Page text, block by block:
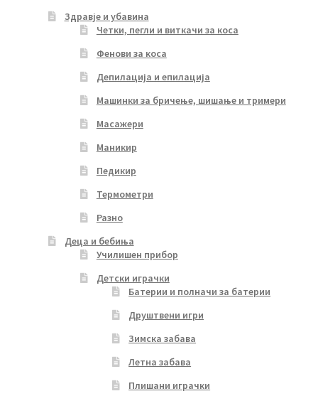
Здравје и убавина
Четки, пегли и виткачи за коса
Фенови за коса
Депилација и епилација
Машинки за бричење, шишање и тримери
Масажери
Маникир
Педикир
Термометри
Разно
Деца и бебиња
Училишен прибор
Детски играчки
Батерии и полначи за батерии
Друштвени игри
Зимска забава
Летна забава
Плишани играчки